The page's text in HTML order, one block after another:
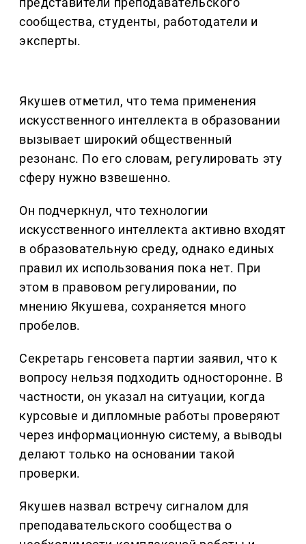
сообщества, студенты, работодатели и
эксперты.
Якушев отметил, что тема применения
искусственного интеллекта в образовании
вызывает широкий общественный
резонанс. По его словам, регулировать эту
сферу нужно взвешенно.
Он подчеркнул, что технологии
искусственного интеллекта активно входят
в образовательную среду, однако единых
правил их использования пока нет. При
этом в правовом регулировании, по
мнению Якушева, сохраняется много
пробелов.
Секретарь генсовета партии заявил, что к
вопросу нельзя подходить односторонне. В
частности, он указал на ситуации, когда
курсовые и дипломные работы проверяют
через информационную систему, а выводы
делают только на основании такой
проверки.
Якушев назвал встречу сигналом для
преподавательского сообщества о